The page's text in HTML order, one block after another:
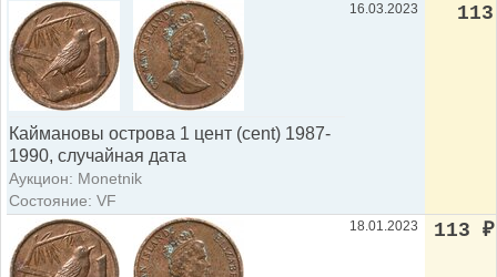
Каймановы острова 1 цент (cent) 1987-
1990, случайная дата
Аукцион: Monetnik
Состояние: VF
16.03.2023 113
18.01.2023 113 ₽